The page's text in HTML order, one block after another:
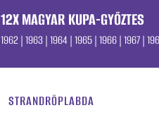
12X MAGYAR KUPA-GYŐZTES
1962 | 1963 | 1964 | 1965 | 1966 | 1967 |
STRANDRÖPLABDA